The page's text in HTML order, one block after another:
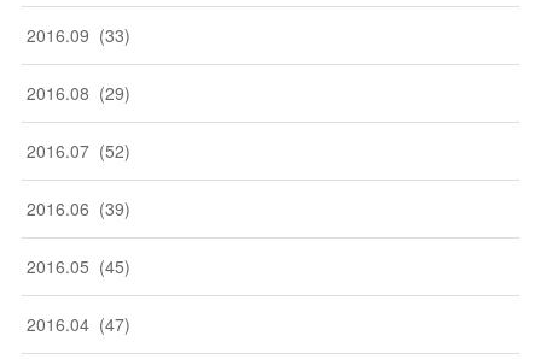
2016.09 (33)
2016.08 (29)
2016.07 (52)
2016.06 (39)
2016.05 (45)
2016.04 (47)